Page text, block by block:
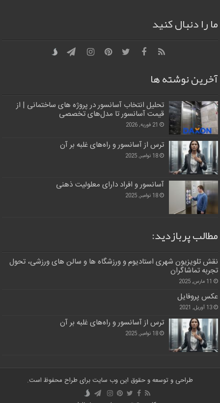
ما را دنبال کنید
آخرین نوشته ها
تحلیل انتخاب آسانسور در پروژه‌ های ساختمانی | از
قیمت آسانسور تا مدل‌های تخصصی
21 فوریه, 2026
ترس از آسانسور و راه‌های غلبه بر آن
18 نوامبر, 2025
آسانسور و افراد دارای معلولیت ذهنی
18 نوامبر, 2025
مطالب پربازدید:
نقش تلویزیون شهری استادیوم و ورزشگاه ها و سالن های ورزشی، تحول
تجربه تماشاگران
11 مارس, 2025
عکس پروفایل
13 آوریل, 2021
ترس از آسانسور و راه‌های غلبه بر آن
18 نوامبر, 2025
طراحی و توسعه و حقوق این وب سایت برای طراح محفوظ است.